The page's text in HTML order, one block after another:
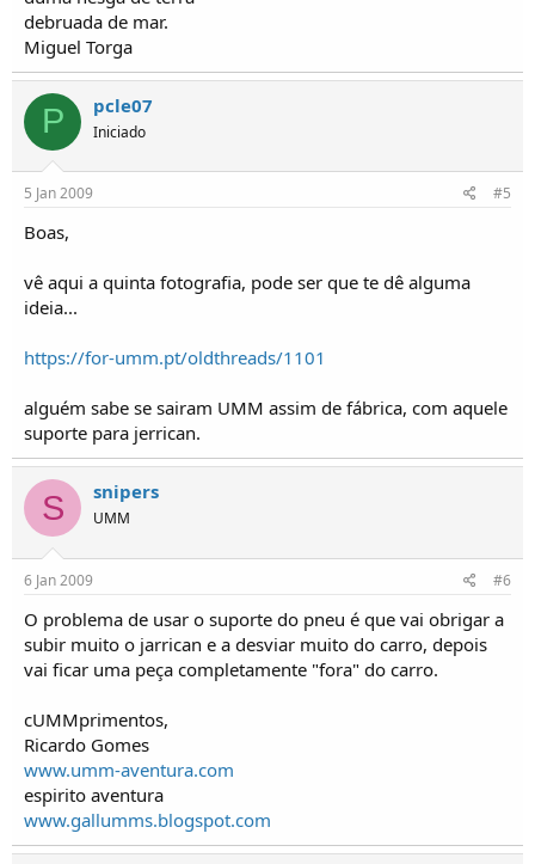
debruada de mar.
Miguel Torga
P pcle07
Iniciado
5 Jan 2009 #5
Boas,
vê aqui a quinta fotografia, pode ser que te dê alguma
ideia...
https://for-umm.pt/oldthreads/1101
alguém sabe se sairam UMM assim de fábrica, com aquele
suporte para jerrican.
S snipers
UMM
6 Jan 2009 #6
O problema de usar o suporte do pneu é que vai obrigar a
subir muito o jarrican e a desviar muito do carro, depois
vai ficar uma peça completamente "fora" do carro.
cUMMprimentos,
Ricardo Gomes
www.umm-aventura.com
espirito aventura
www.gallumms.blogspot.com